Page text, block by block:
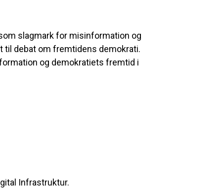
slagmark for misinformation og
til debat om fremtidens demokrati.
og demokratiets fremtid i
Infrastruktur.